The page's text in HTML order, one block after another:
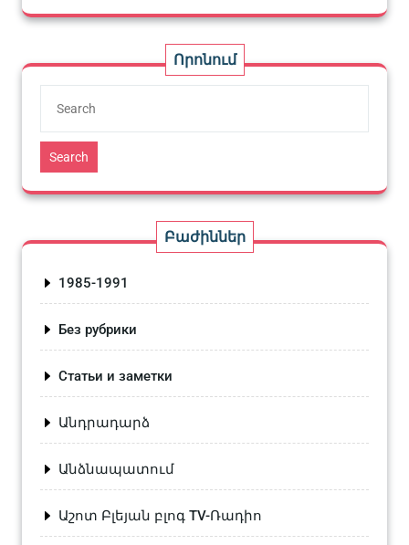
Որոնում
Search
Բաժիններ
1985-1991
Без рубрики
Статьи и заметки
Անդրադարձ
Անձնապատում
Աշոտ Բլեյան բլոգ TV-Ռադիո